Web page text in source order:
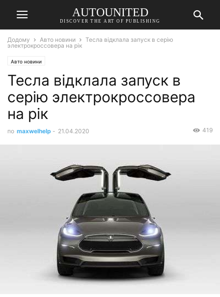
AUTOUNITED
DISCOVER THE ART OF PUBLISHING
Додому Авто новини
Тесла відклала запуск в серію
электрокроссовера на рік
Авто новини
Тесла відклала запуск в
серію электрокроссовера
на рік
по maxwelhelp - 21.04.2020 419